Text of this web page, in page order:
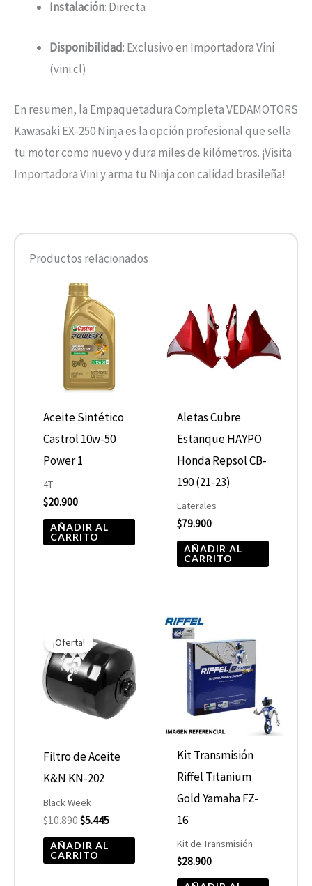
Instalación: Directa
Disponibilidad: Exclusivo en Importadora Vini
(vini.cl)
En resumen, la Empaquetadura Completa VEDAMOTORS
Kawasaki EX-250 Ninja es la opción profesional que sella
tu motor como nuevo y dura miles de kilómetros. ¡Visita
Importadora Vini y arma tu Ninja con calidad brasileña!
Productos relacionados
Aceite Sintético
Castrol 10w-50
Power 1
4T
$20.900
AÑADIR AL
CARRITO
Aletas Cubre
Estanque HAYPO
Honda Repsol CB-
190 (21-23)
Laterales
$79.900
AÑADIR AL
CARRITO
¡Oferta!
Filtro de Aceite
K&N KN-202
Black Week
$10.890
original
era:
$10.890.
$5.445
actual
es:
$5.445.
AÑADIR AL
CARRITO
Kit Transmisión
Riffel Titanium
Gold Yamaha FZ-
16
Kit de Transmisión
$28.900